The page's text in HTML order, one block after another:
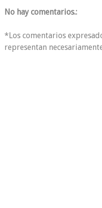
No hay comentarios.:
*Los comentarios
representan